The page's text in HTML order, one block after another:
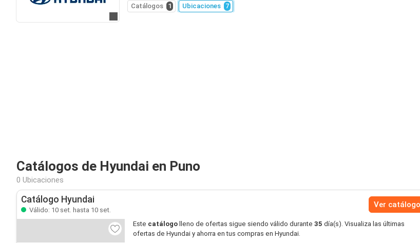
Catálogos 1 Ubicaciones 7
Catálogos de Hyundai en Puno
0 Ubicaciones
Catálogo Hyundai
Válido: 10 set. hasta 10 set.
Ver catálogo
Este catálogo lleno de ofertas sigue siendo válido durante 35 día(s). Visualiza las últimas
ofertas de Hyundai y ahorra en tus compras en Hyundai.